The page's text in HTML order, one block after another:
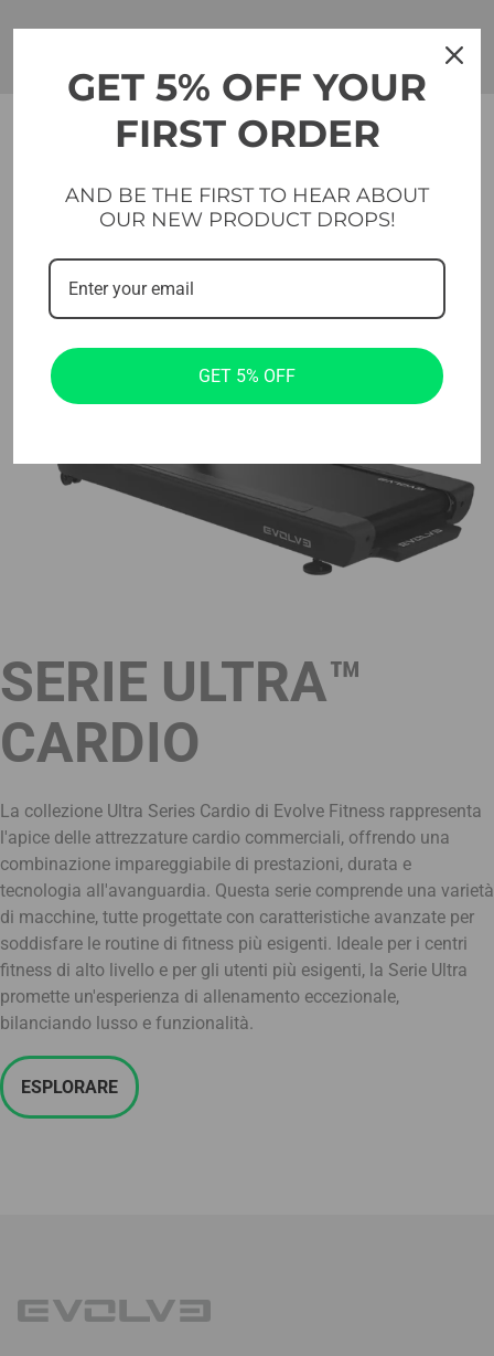
SERIE ULTRA™
CARDIO
La collezione Ultra Series Cardio di Evolve Fitness rappresenta
l'apice delle attrezzature cardio commerciali, offrendo una
combinazione impareggiabile di prestazioni, durata e
tecnologia all'avanguardia. Questa serie comprende una varietà
di macchine, tutte progettate con caratteristiche avanzate per
soddisfare le routine di fitness più esigenti. Ideale per i centri
fitness di alto livello e per gli utenti più esigenti, la Serie Ultra
promette un'esperienza di allenamento eccezionale,
bilanciando lusso e funzionalità.
ESPLORARE
GET 5% OFF YOUR
FIRST ORDER
AND BE THE FIRST TO HEAR ABOUT
OUR NEW PRODUCT DROPS!
GET 5% OFF